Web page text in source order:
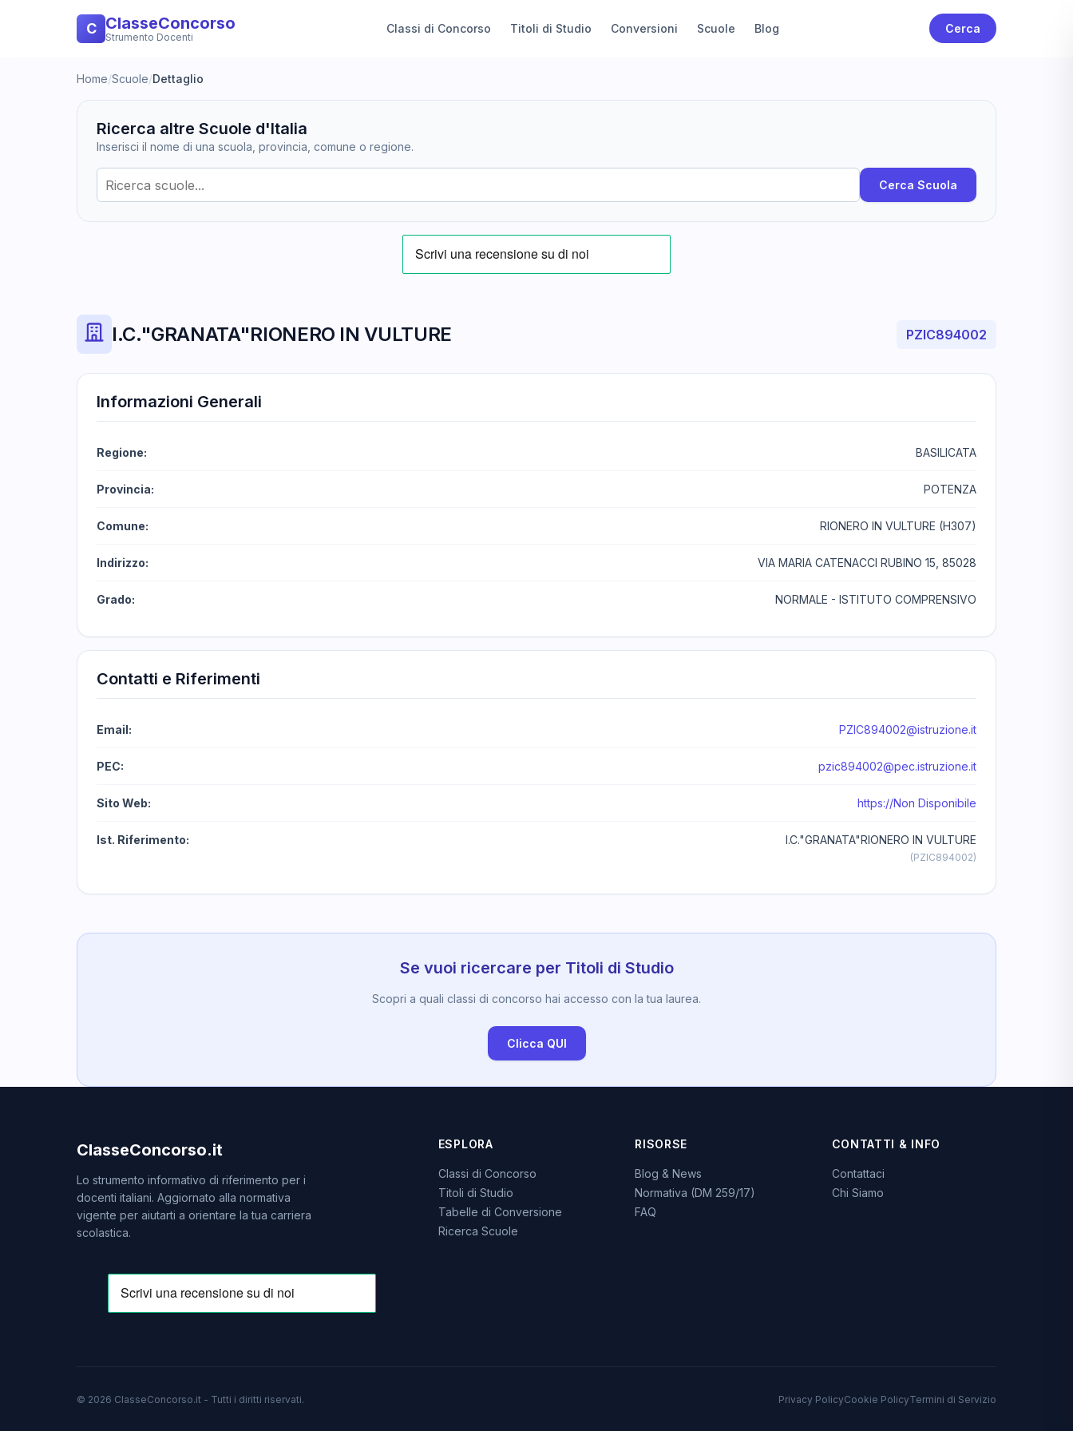
C ClasseConcorso
Strumento Docenti
Classi di Concorso Titoli di Studio Conversioni Scuole Blog Cerca
Home/Scuole/Dettaglio
Ricerca altre Scuole d'Italia
Inserisci il nome di una scuola, provincia, comune o regione.
Cerca Scuola
I.C."GRANATA"RIONERO IN VULTURE PZIC894002
Informazioni Generali
Regione: BASILICATA
Provincia: POTENZA
Comune: RIONERO IN VULTURE (H307)
Indirizzo: VIA MARIA CATENACCI RUBINO 15, 85028
Grado: NORMALE - ISTITUTO COMPRENSIVO
Contatti e Riferimenti
Email: PZIC894002@istruzione.it
PEC: pzic894002@pec.istruzione.it
Sito Web: https://Non Disponibile
Ist. Riferimento: I.C."GRANATA"RIONERO IN VULTURE
(PZIC894002)
Se vuoi ricercare per Titoli di Studio
Scopri a quali classi di concorso hai accesso con la tua laurea.
Clicca QUI
ClasseConcorso.it
Lo strumento informativo di riferimento per i
docenti italiani. Aggiornato alla normativa
vigente per aiutarti a orientare la tua carriera
scolastica.
ESPLORA
Classi di Concorso
Titoli di Studio
Tabelle di Conversione
Ricerca Scuole
RISORSE
Blog & News
Normativa (DM 259/17)
FAQ
CONTATTI & INFO
Contattaci
Chi Siamo
© 2026 ClasseConcorso.it - Tutti i diritti riservati. Privacy PolicyCookie PolicyTermini di Servizio